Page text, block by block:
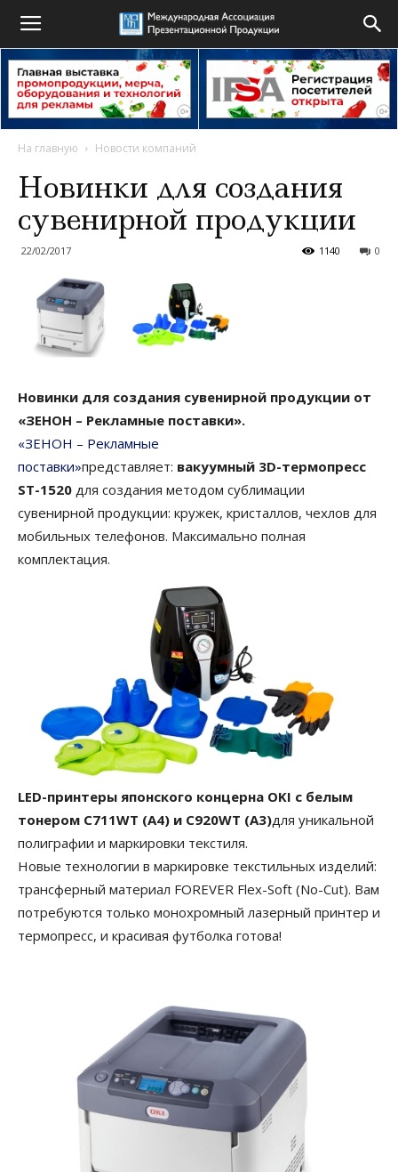
На главную Новости компаний
Новинки для создания
сувенирной продукции
22/02/2017 0
1140
Новинки для создания сувенирной продукции от
«ЗЕНОН – Рекламные поставки».
«ЗЕНОН – Рекламные
поставки»представляет: вакуумный 3D-термопресс
ST-1520 для создания методом сублимации
сувенирной продукции: кружек, кристаллов, чехлов для
мобильных телефонов. Максимально полная
комплектация.
LED-принтеры японского концерна OKI с белым
тонером C711WT (А4) и C920WT (А3)для уникальной
полиграфии и маркировки текстиля.
Новые технологии в маркировке текстильных изделий:
трансферный материал FOREVER Flex-Soft (No-Cut). Вам
потребуются только монохромный лазерный принтер и
термопресс, и красивая футболка готова!